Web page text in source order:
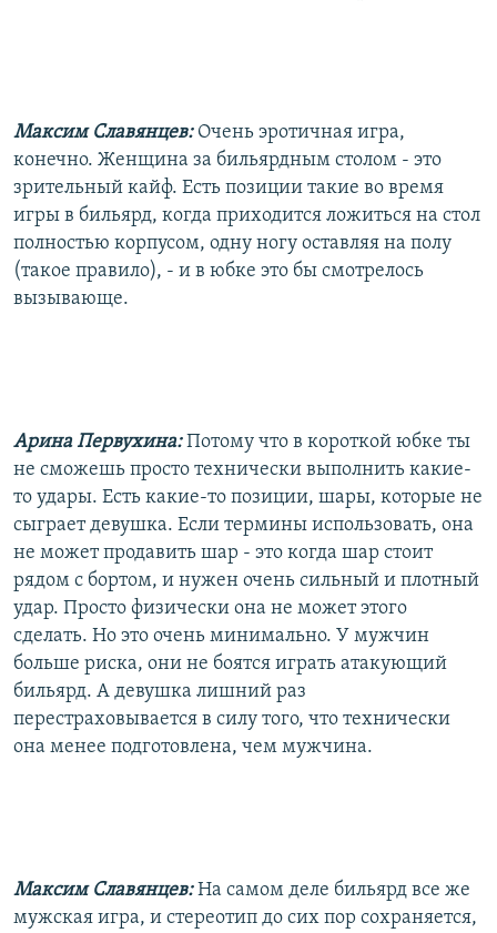
Максим Славянцев: Очень эротичная игра,
конечно. Женщина за бильярдным столом - это
зрительный кайф. Есть позиции такие во время
игры в бильярд, когда приходится ложиться на стол
полностью корпусом, одну ногу оставляя на полу
(такое правило), - и в юбке это бы смотрелось
вызывающе.
Арина Первухина:Потому что в короткой юбке ты
не сможешь просто технически выполнить какие-
то удары. Есть какие-то позиции, шары, которые не
сыграет девушка. Если термины использовать, она
не может продавить шар - это когда шар стоит
рядом с бортом, и нужен очень сильный и плотный
удар. Просто физически она не может этого
сделать. Но это очень минимально. У мужчин
больше риска, они не боятся играть атакующий
бильярд. А девушка лишний раз
перестраховывается в силу того, что технически
она менее подготовлена, чем мужчина.
Максим Славянцев:На самом деле бильярд все же
мужская игра, и стереотип до сих пор сохраняется,